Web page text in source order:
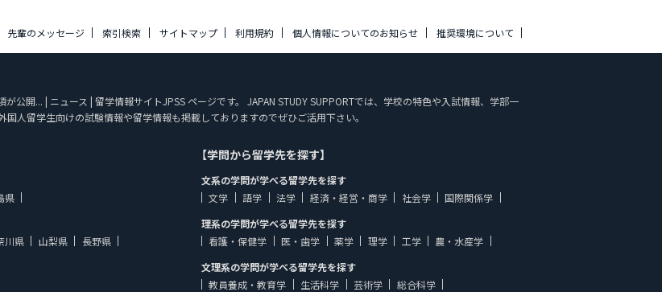
先輩のメッセージ 索引検索 サイトマップ 利用規約 個人情報についてのお知らせ 推奨環境について
公開... | ニュース | 留学情報サイトJPSS ページです。 JAPAN STUDY SUPPORTでは、学校の特色や入試情報、学部一
人留学生向けの試験情報や留学情報も掲載しておりますのでぜひご活用下さい。
県
川県 山梨県
長野県
【学問から留学先を探す】
文系の学問が学べる留学先を探す
文学
語学 法学 経済・経営・商学 社会学
国際関係学
理系の学問が学べる留学先を探す
看護・保健学
医・歯学 薬学 理学 工学
農・水産学
文理系の学問が学べる留学先を探す
教員養成・教育学
生活科学 芸術学 総合科学